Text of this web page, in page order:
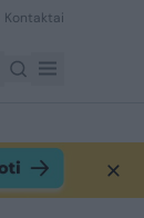
Kontaktai